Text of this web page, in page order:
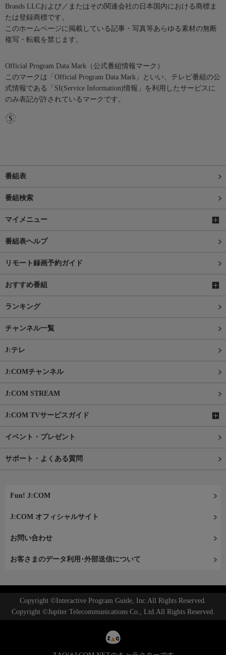
Brands LLCおよび／またはその関連会社の日本国内における商標ま
たは登録商標です。
このホームページに掲載している記事・写真等あらゆる素材の無断
複写・転載を禁じます。
Official Program Data Mark（公式番組情報マーク）
このマークは「Official Program Data Mark」といい、テレビ番組の公
式情報である「SI(Service Information)情報」を利用したサービスに
のみ表記が許されているマークです。
番組表
番組検索
マイメニュー
番組表ヘルプ
リモート録画予約ガイド
おすすめ番組
ランキング
チャンネル一覧
J:テレ
J:COMチャンネル
J:COM STREAM
J:COM TVサービスガイド
イベント・プレゼント
サポート・よくある質問
Fun! J:COM
J:COM オフィシャルサイト
お問い合わせ
お客さまのデータ利用･外部送信について
Copyright ©Interactive Program Guide, Inc.All Rights Reserved.
Copyright ©Jupiter Telecommunications Co., Ltd.All Rights Reserved.